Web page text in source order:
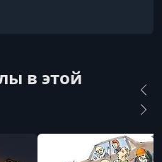
ученика, после
старше 22 лет,
финансовую
подход вместо
Они
в этой